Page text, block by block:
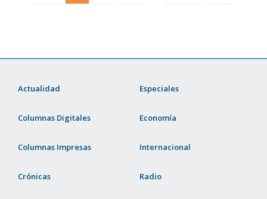
Actualidad
Columnas Digitales
Columnas Impresas
Crónicas
Especiales
Economía
Internacional
Radio